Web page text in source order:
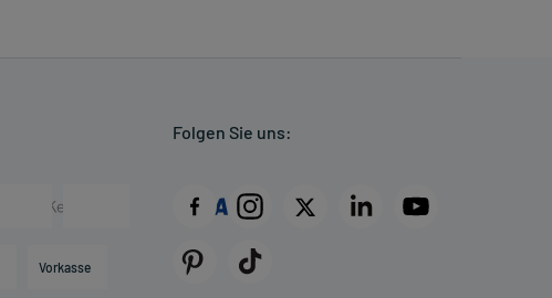
Vorkasse
Folgen Sie uns: